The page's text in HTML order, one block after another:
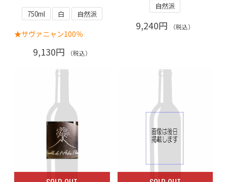
750ml 白 自然派
★サヴァニャン100％
9,130円 （税込）
自然派
9,240円 （税込）